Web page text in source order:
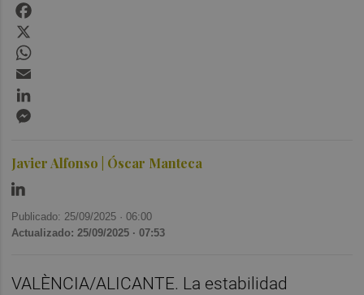
Javier Alfonso | Óscar Manteca
Publicado: 25/09/2025 ·06:00
Actualizado: 25/09/2025 · 07:53
VALÈNCIA/ALICANTE. La estabilidad